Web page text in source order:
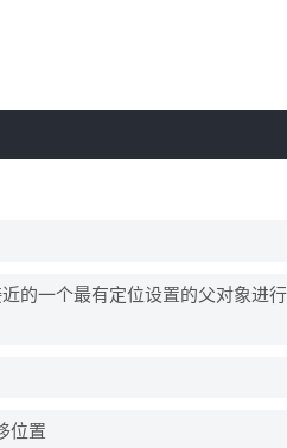
一个最有定位设置的父对象进行
位置